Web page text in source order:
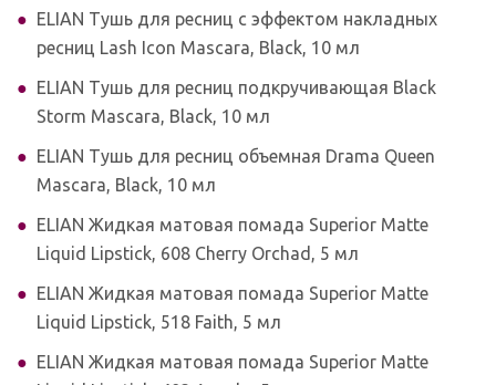
ELIAN Тушь для ресниц с эффектом накладных
ресниц Lash Icon Mascara, Black, 10 мл
ELIAN Тушь для ресниц подкручивающая Black
Storm Mascara, Black, 10 мл
ELIAN Тушь для ресниц объемная Drama Queen
Mascara, Black, 10 мл
ELIAN Жидкая матовая помада Superior Matte
Liquid Lipstick, 608 Cherry Orchad, 5 мл
ELIAN Жидкая матовая помада Superior Matte
Liquid Lipstick, 518 Faith, 5 мл
ELIAN Жидкая матовая помада Superior Matte